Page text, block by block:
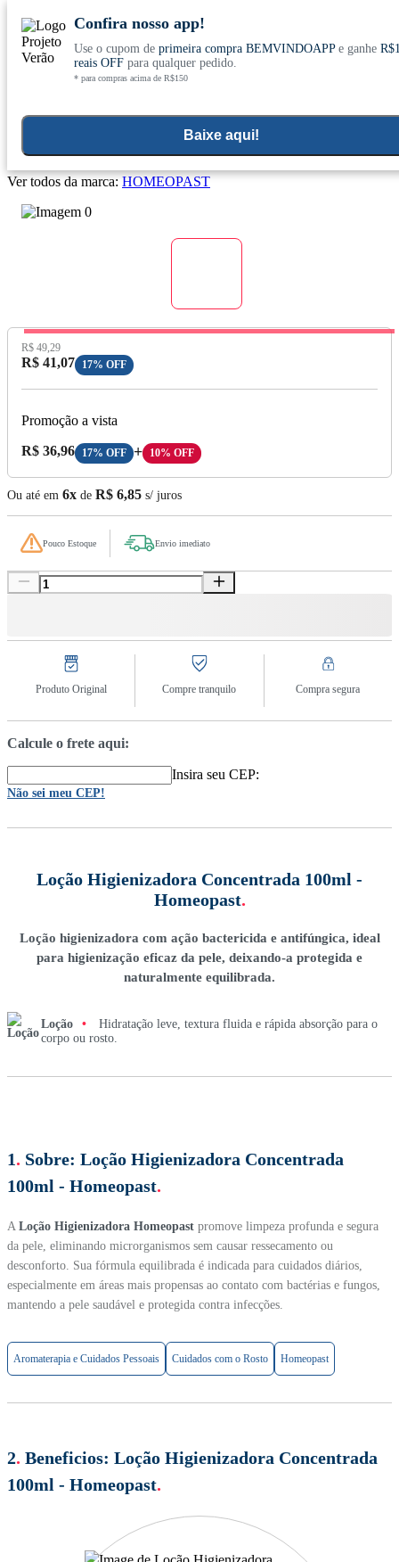
Conheça nosso site novo! E comemore com 0
Confira nosso app!
Use o cupom de primeira compra BEMVINDOAPPe ganhe
reais OFFpara qualquer pedido.
* para compras acima de R$150
Baixe aqui!
Loção Higienizadora Concentrada 100ml - Homeopast
Ver todos da marca: HOMEOPAST
Preço Original:
R$ 49,29
Preço com Desconto:
R$ 41,07 17% OFF
Promoção a vista
Preço A Vista:
R$ 36,96 17% OFF + 10% OFF
Ou até em 6x de R$ 6,85 s/ juros
Pouco Estoque Envio imediato
Produto Original Compre tranquilo Compra segura
Calcule o frete aqui:
Insira seu CEP:
Não sei meu CEP!
Loção Higienizadora Concentrada 100ml -
Homeopast.
Loção higienizadora com ação bactericida e antifúngica, ideal
para higienização eficaz da pele, deixando-a protegida e
naturalmente equilibrada.
Loção •
Hidratação leve, textura fluida e rápida absorção para o
corpo ou rosto.
1. Sobre: Loção Higienizadora Concentrada
100ml - Homeopast.
A Loção Higienizadora Homeopast promove limpeza profunda e segura
da pele, eliminando microrganismos sem causar ressecamento ou
desconforto. Sua fórmula equilibrada é indicada para cuidados diários,
especialmente em áreas mais propensas ao contato com bactérias e fungos,
mantendo a pele saudável e protegida contra infecções.
Aromaterapia e Cuidados Pessoais Cuidados com o Rosto Homeopast
2. Beneficios: Loção Higienizadora Concentrada
100ml - Homeopast.